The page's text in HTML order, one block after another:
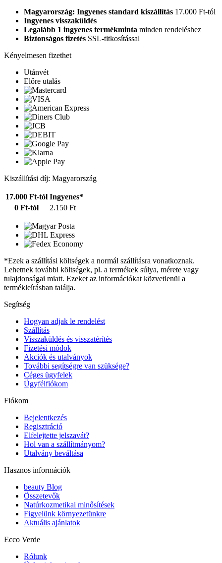
Magyarország: Ingyenes standard kiszállítás 17.000 Ft-tól
Ingyenes visszaküldés
Legalább 1 ingyenes termékminta minden rendeléshez
Biztonságos fizetés SSL-titkosítással
Kényelmesen fizethet
Utánvét
Előre utalás
Kiszállítási díj: Magyarország
17.000 Ft-tól Ingyenes*
0 Ft-tól
2.150 Ft
*Ezek a szállítási költségek a normál szállításra vonatkoznak.
Lehetnek további költségek, pl. a termékek súlya, mérete vagy
tulajdonságai miatt. Ezeket az információkat közvetlenül a
termékleírásban találja.
Segítség
Hogyan adjak le rendelést
Szállítás
Visszaküldés és visszatérítés
Fizetési módok
Akciók és utalványok
További segítségre van szüksége?
Céges ügyfelek
Ügyfélfiókom
Fiókom
Bejelentkezés
Regisztráció
Elfelejtette jelszavát?
Hol van a szállítmányom?
Utalvány beváltása
Hasznos információk
beauty Blog
Összetevők
Natúrkozmetikai minősítések
Figyelünk környezetünkre
Aktuális ajánlatok
Ecco Verde
Rólunk